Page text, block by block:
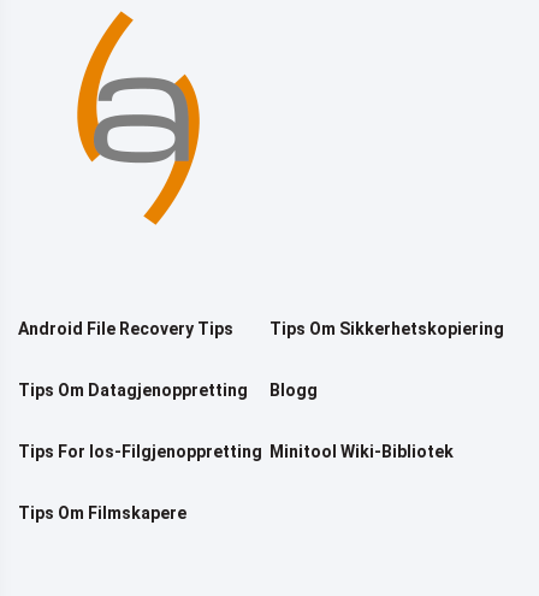
Android File Recovery Tips Tips Om Sikkerhetskopiering
Tips Om Datagjenoppretting Blogg
Tips For Ios-Filgjenoppretting Minitool Wiki-Bibliotek
Tips Om Filmskapere